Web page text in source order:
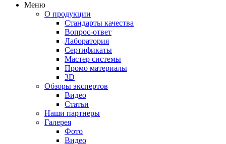
Меню
О продукции
Стандарты качества
Вопрос-ответ
Лаборатория
Сертификаты
Мастер системы
Промо материалы
3D
Обзоры экспертов
Видео
Статьи
Наши партнеры
Галерея
Фото
Видео